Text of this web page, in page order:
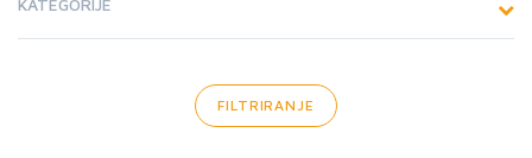
KATEGORIJE
FILTRIRANJE